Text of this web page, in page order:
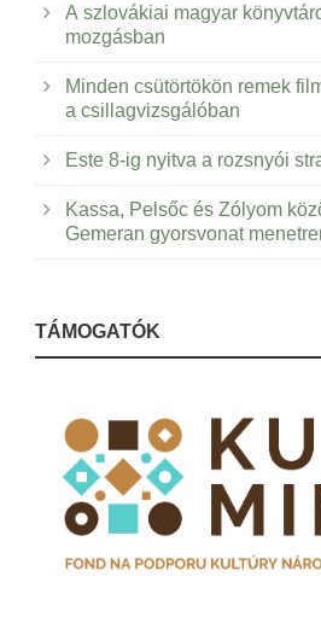
A szlovákiai magyar
mozgásban
Minden csütörtökön remek
a csillagvizsgálóban
Este 8-ig nyitva a rozsnyói
Kassa, Pelsőc és Zólyom
Gemeran gyorsvonat
TÁMOGATÓK